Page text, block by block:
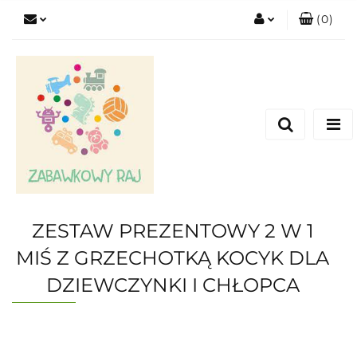
(0)
ZESTAW PREZENTOWY 2 W 1
MIŚ Z GRZECHOTKĄ KOCYK DLA
DZIEWCZYNKI I CHŁOPCA